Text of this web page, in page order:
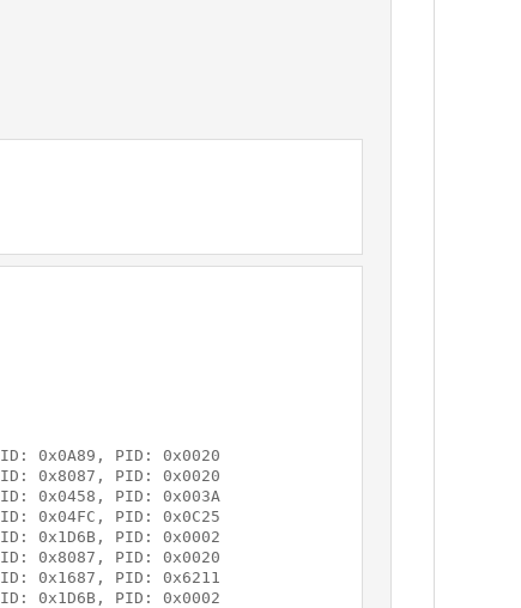
0x0A89, PID: 0x0020
0x8087, PID: 0x0020
0x0458, PID: 0x003A
0x04FC, PID: 0x0C25
0x1D6B, PID: 0x0002
0x8087, PID: 0x0020
0x1687, PID: 0x6211
0x1D6B, PID: 0x0002